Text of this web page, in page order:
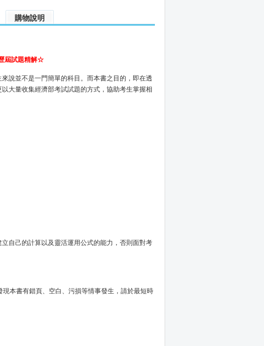
購物說明
屆試題精解☆
說並不是一門簡單的科目。而本書之目的，即在透
大量收集經濟部考試試題的方式，協助考生掌握相
自己的計算以及靈活運用公式的能力，否則面對考
本書有錯頁、空白、污損等情事發生，請於最短時